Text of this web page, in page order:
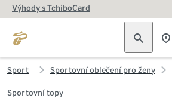
Výhody s TchiboCard
Sport Sportovní oblečení pro ženy
Sportovní topy